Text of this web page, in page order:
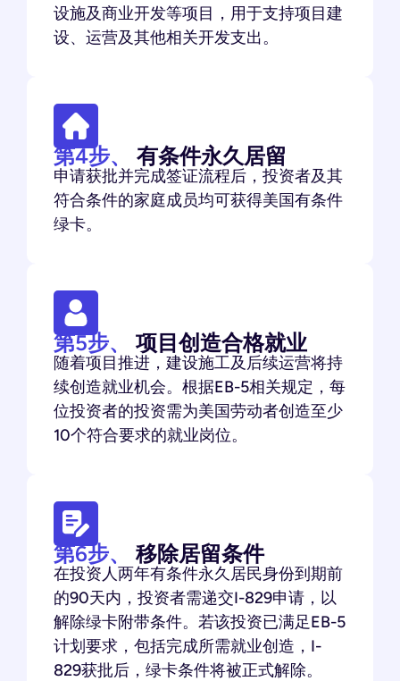
设施及商业开发等项目，用于支持项目建
设、运营及其他相关开发支出。
第4步、 有条件永久居留
申请获批并完成签证流程后，投资者及其
符合条件的家庭成员均可获得美国有条件
绿卡。
第5步、 项目创造合格就业
随着项目推进，建设施工及后续运营将持
续创造就业机会。根据EB-5相关规定，每
位投资者的投资需为美国劳动者创造至少
10个符合要求的就业岗位。
第6步、 移除居留条件
在投资人两年有条件永久居民身份到期前
的90天内，投资者需递交I-829申请，以
解除绿卡附带条件。若该投资已满足EB-5
计划要求，包括完成所需就业创造，I-
829获批后，绿卡条件将被正式解除。